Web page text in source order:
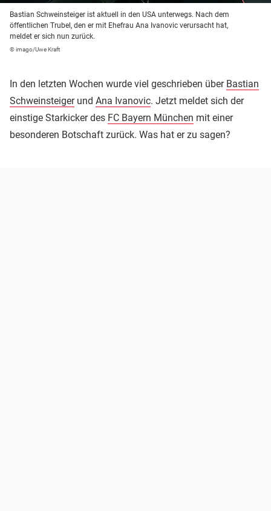
Bastian Schweinsteiger ist aktuell in den USA unterwegs. Nach dem
öffentlichen Trubel, den er mit Ehefrau Ana Ivanovic verursacht hat,
meldet er sich nun zurück.
© imago/Uwe Kraft
In den letzten Wochen wurde viel geschrieben über Bastian
Schweinsteigerund Ana Ivanovic. Jetzt meldet sich der
einstige Starkicker des FC Bayern München mit einer
besonderen Botschaft zurück. Was hat er zu sagen?